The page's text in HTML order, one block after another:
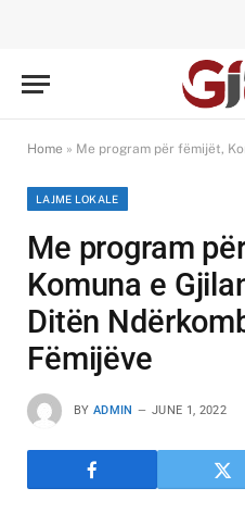
Home » Me program për fëmijët, Komuna e
LAJME LOKALE
Me program
Komuna e
Ditën
Fëmijëve
BY ADMIN JUNE 1, 2022